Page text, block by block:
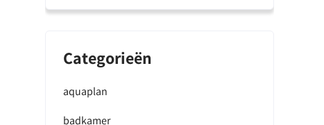
Categorieën
aquaplan
badkamer